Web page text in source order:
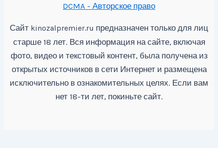
DCMA - Авторское право
Сайт kinozalpremier.ru предназначен только для лиц
старше 18 лет. Вся информация на сайте, включая
фото, видео и текстовый контент, была получена из
открытых источников в сети Интернет и размещена
исключительно в ознакомительных целях. Если вам
нет 18-ти лет, покиньте сайт.